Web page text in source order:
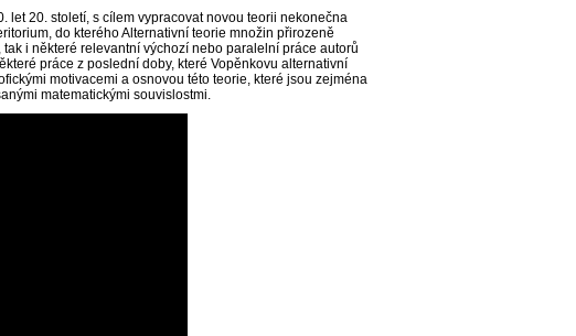
20. století, s cílem vypracovat novou teorii nekonečna
do kterého Alternativní teorie množin přirozeně
i některé relevantní výchozí nebo paralelní práce autorů
práce z poslední doby, které Vopěnkovu alternativní
motivacemi a osnovou této teorie, které jsou zejména
matematickými souvislostmi.